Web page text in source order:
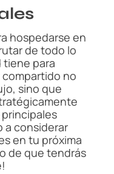
hospedarse en
de todo lo
tiene para
no
sino que
a considerar
en tu próxima
de que tendrás